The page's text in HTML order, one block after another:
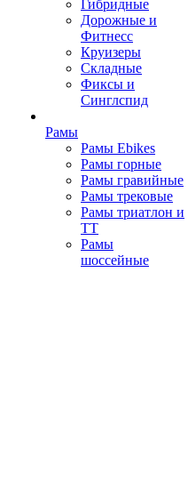
Гибридные
Дорожные и
Фитнесс
Круизеры
Складные
Фиксы и
Синглспид
Рамы
Рамы Ebikes
Рамы горные
Рамы гравийные
Рамы трековые
Рамы триатлон и
ТТ
Рамы
шоссейные